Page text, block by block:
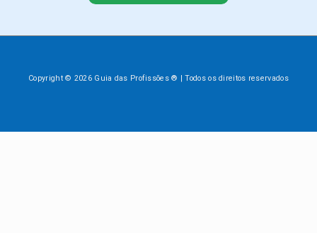
Copyright © 2026 Guia das Profissões ® | Todos os direitos reservados